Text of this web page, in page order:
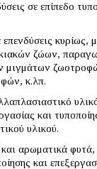
σε επίπεδο
ζώων,
μιγμάτων
κ.λπ.
και
υλικού.
αρωματικά φυτά,
και